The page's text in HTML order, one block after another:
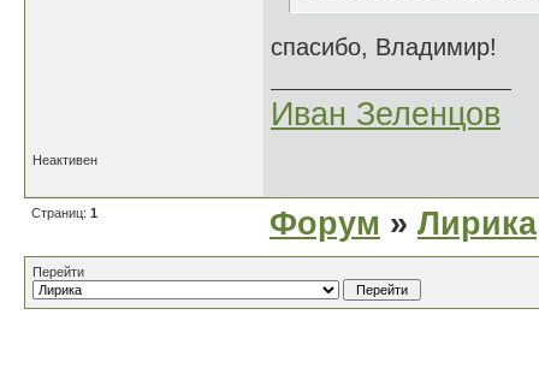
спасибо, Владимир!
Иван Зеленцов
Неактивен
Страниц: 1 Форум » Лирика
Перейти